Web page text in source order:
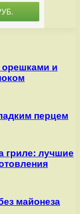
орешками и
перцем
гриле: лучшие
майонеза